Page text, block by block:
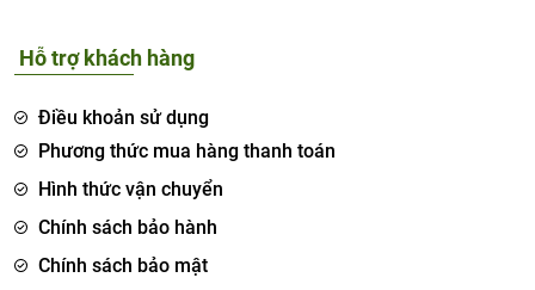
Hỗ trợ khách hàng
Điều khoản sử dụng
Phương thức mua hàng thanh toán
Hình thức vận chuyển
Chính sách bảo hành
Chính sách bảo mật